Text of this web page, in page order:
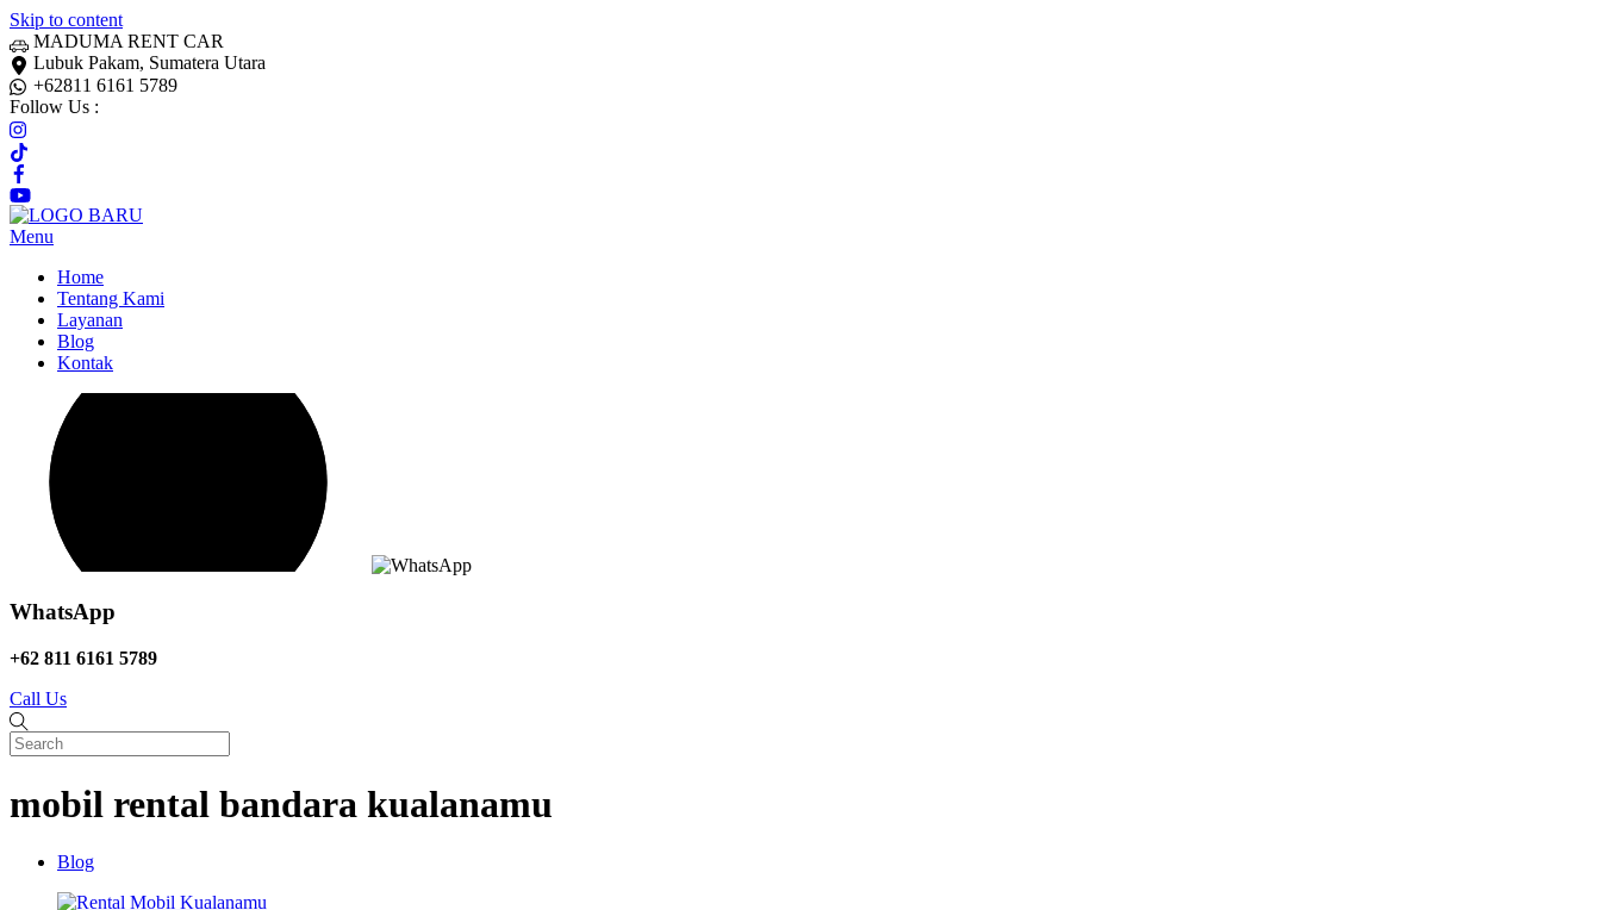
Skip to content
MADUMA RENT CAR
Lubuk Pakam, Sumatera Utara
+62811 6161 5789
Follow Us :
Menu
Home
Tentang Kami
Layanan
Blog
Kontak
WhatsApp
+62 811 6161 5789
Call Us
mobil rental bandara kualanamu
Blog